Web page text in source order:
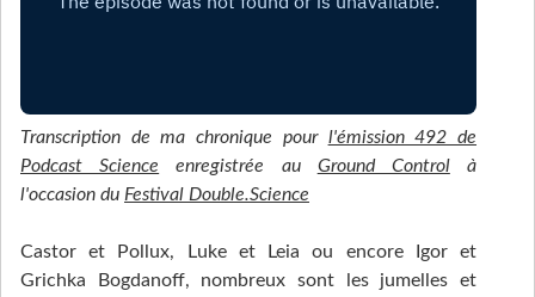
Transcription de ma chronique pour l'émission 492 de
Podcast Science enregistrée au Ground Controlà
l'occasion du Festival Double.Science
Castor et Pollux, Luke et Leia ou encore Igor et
Grichka Bogdanoff, nombreux sont les jumelles et